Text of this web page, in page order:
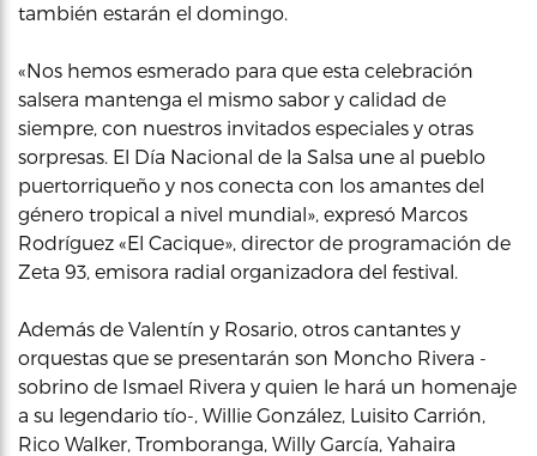
también estarán el domingo.
«Nos hemos esmerado para que esta celebración
salsera mantenga el mismo sabor y calidad de
siempre, con nuestros invitados especiales y otras
sorpresas. El Día Nacional de la Salsa une al pueblo
puertorriqueño y nos conecta con los amantes del
género tropical a nivel mundial», expresó Marcos
Rodríguez «El Cacique», director de programación de
Zeta 93, emisora radial organizadora del festival.
Además de Valentín y Rosario, otros cantantes y
orquestas que se presentarán son Moncho Rivera -
sobrino de Ismael Rivera y quien le hará un homenaje
a su legendario tío-, Willie González, Luisito Carrión,
Rico Walker, Tromboranga, Willy García, Yahaira